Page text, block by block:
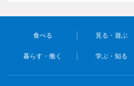
食べる 見る・遊ぶ
暮らす・働く 学ぶ・知る